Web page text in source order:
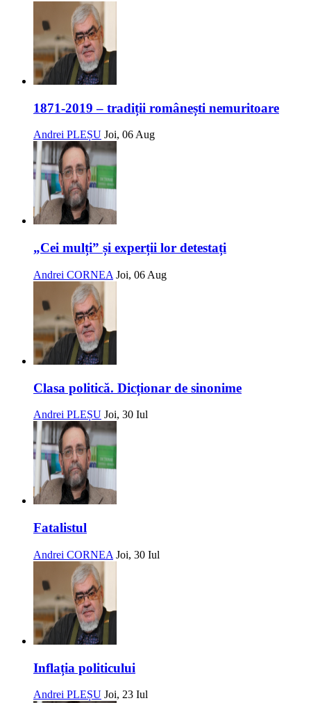
1871-2019 – tradiții românești nemuritoare
Andrei PLEȘU Joi, 06 Aug
„Cei mulți” și experții lor detestați
Andrei CORNEA Joi, 06 Aug
Clasa politică. Dicționar de sinonime
Andrei PLEȘU Joi, 30 Iul
Fatalistul
Andrei CORNEA Joi, 30 Iul
Inflația politicului
Andrei PLEȘU Joi, 23 Iul